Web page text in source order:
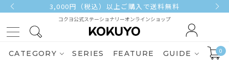
3,000円（税込）以上ご購入で送料無料
コクヨ公式ステーショナリーオンラインショップ
CATEGORY SERIES FEATURE GUIDE 0